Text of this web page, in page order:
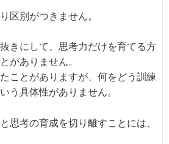
区別がつきません。
きにして、思考力だけを育てる方
がありません。
ことがありますが、何をどう訓練
う具体性がありません。
思考の育成を切り離すことには、